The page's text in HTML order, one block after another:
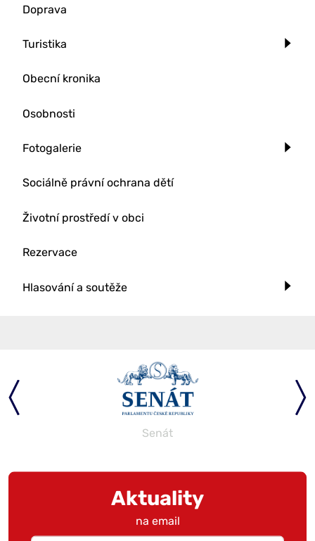
Doprava
Turistika
Obecní kronika
Osobnosti
Fotogalerie
Sociálně právní ochrana dětí
Životní prostředí v obci
Rezervace
Hlasování a soutěže
Senát
Aktuality
na email